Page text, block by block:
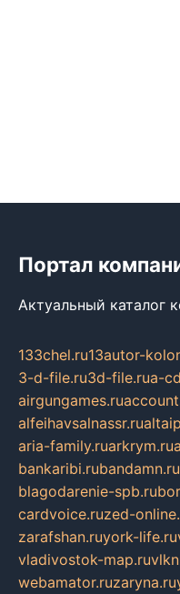
Портал
Актуальный каталог
133chel.ru13autor-
3-d-file.ru3d-file.rua-
airgungames.ru
alfeihavsalnassr.ru
aria-family.ruarkrym.ru
bankaribi.rubandamn.ru
blagodarenie-spb.ru
cardvoice.ruzed-
zarafshan.ruyork-life.ru
vladivostok-map.ru
webamator.ruzaryna.ru